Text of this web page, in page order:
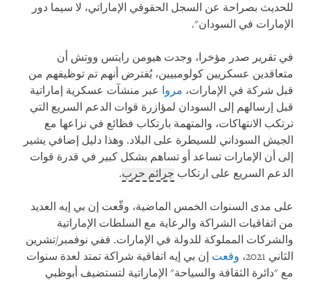
للحديث بصراحة عن السجل الحقوقي الإماراتي، لا سيما دور
الإمارات في السودان".
في تقرير صدر مؤخرا، وجدت هيومن رايتس ووتش أن
متعاقدين عسكريين كولومبيين، يُفترض أنهم تم توظيفهم من
قبل شركة في الإمارات، مروا عبر منشآت عسكرية إماراتية
قبل إرسالهم إلى السودان لمؤازرة قوات الدعم السريع التي
ترتكب الانتهاكات، والمتهمة بارتكاب فظائع في نزاعها مع
الجيش السوداني للسيطرة على البلاد. وهذا دليل إضافي يشير
إلى أن الإمارات تساعد أو تساهم بشكل كبير في قدرة قوات
الدعم السريع على ارتكاب جرائم حرب.
على مدى السنوات الخمس الماضية، وقّعت إن بي إيه العديد
من اتفاقيات الشراكة والرعاية مع السلطات الإماراتية
والشركات المملوكة للدولة في الإمارات. ففي نوفمبر/تشرين
الثاني 2021،
وقعت إن بي إيه اتفاقية شراكة تمتد لعدة سنوات
مع "دائرة الثقافة والسياحة" الإماراتية لتستضيف أبوظبي